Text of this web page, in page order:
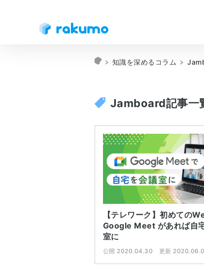
知識を深めるコラム
Jamboard記事一
【テレワーク】初めての
Google Meet があれば自
室に
公開 2020.04.30 更新